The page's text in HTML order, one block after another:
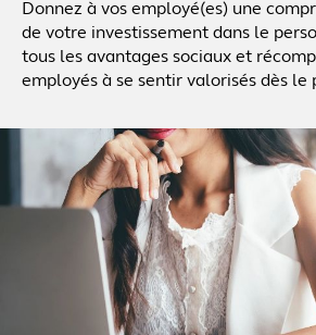
Donnez à vos employé(es) une
de votre investissement dans le
tous les avantages sociaux et
employés à se sentir valorisés dès le